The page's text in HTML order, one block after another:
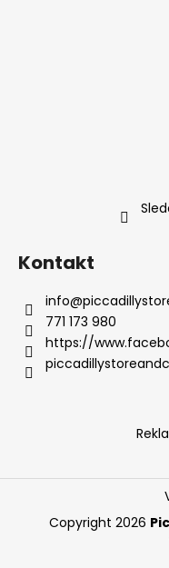
Kontakt
info@
771 173 980
https://
Copyright 2026